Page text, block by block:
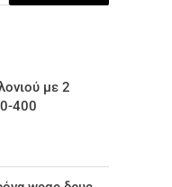
με 2
400